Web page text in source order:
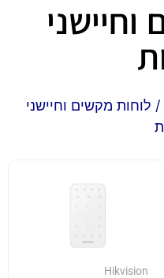
/ לוחות מקשים וחיישני
Hikvision